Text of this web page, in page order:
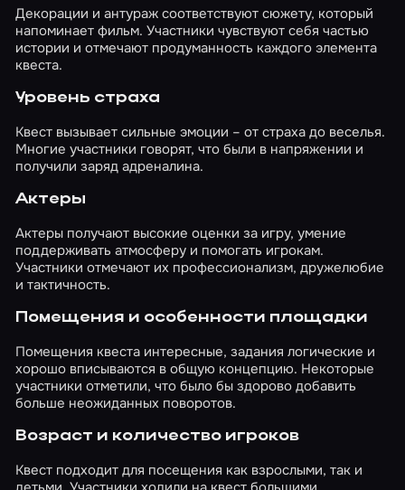
Декорации и антураж соответствуют сюжету, который
напоминает фильм. Участники чувствуют себя частью
истории и отмечают продуманность каждого элемента
квеста.
Уровень страха
Квест вызывает сильные эмоции – от страха до веселья.
Многие участники говорят, что были в напряжении и
получили заряд адреналина.
Актеры
Актеры получают высокие оценки за игру, умение
поддерживать атмосферу и помогать игрокам.
Участники отмечают их профессионализм, дружелюбие
и тактичность.
Помещения и особенности площадки
Помещения квеста интересные, задания логические и
хорошо вписываются в общую концепцию. Некоторые
участники отметили, что было бы здорово добавить
больше неожиданных поворотов.
Возраст и количество игроков
Квест подходит для посещения как взрослыми, так и